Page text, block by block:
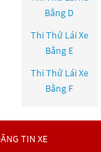
Bằng D
Thi Thử Lái Xe
Bằng E
Thi Thử Lái Xe
Bằng F
TIN XE